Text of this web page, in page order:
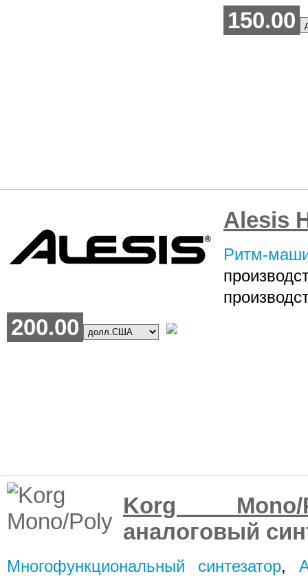
150.00
Alesis
Ритм-
200.00
Korg Mono/
аналоговый
Многофункциональный синтезатор,